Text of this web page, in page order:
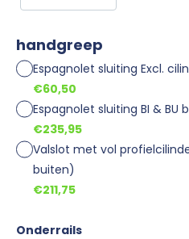
handgreep
Espagnolet sluiting Excl.
€60,50
Espagnolet sluiting BI &
€235,95
Valslot met vol
buiten)
€211,75
Onderrails